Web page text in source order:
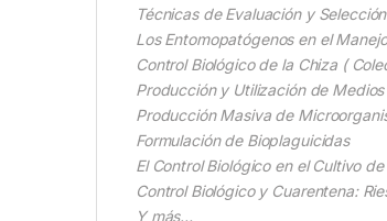
Técnicas de Evaluación y
Los Entomopatógenos en el
Control Biológico de la Chiza (
Producción y Utilización de
Producción Masiva de
Formulación de Bioplaguicidas
El Control Biológico en el Cultivo
Control Biológico y Cuarentena:
Y más…